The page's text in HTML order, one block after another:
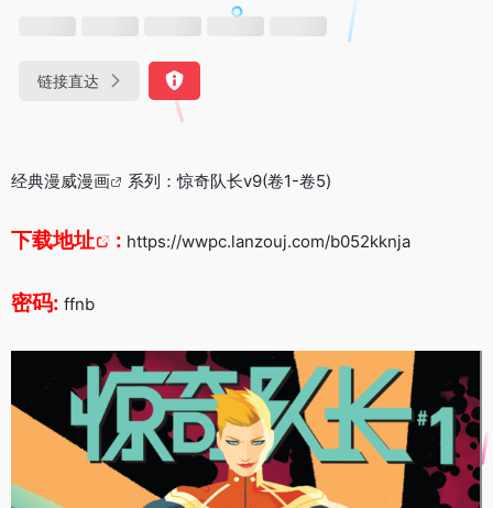
链接直达
经典漫威漫画 系列：惊奇队长v9(卷1-卷5)
下载地址 : https://wwpc.lanzouj.com/b052kknja
密码: ffnb